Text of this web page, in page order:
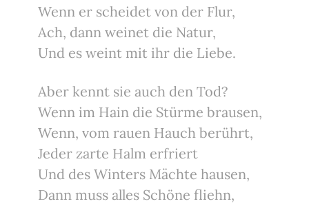
Wenn er scheidet von der Flur,
Ach, dann weinet die Natur,
Und es weint mit ihr die Liebe.
Aber kennt sie auch den Tod?
Wenn im Hain die Stürme brausen,
Wenn, vom rauen Hauch berührt,
Jeder zarte Halm erfriert
Und des Winters Mächte hausen,
Dann muss alles Schöne fliehn,